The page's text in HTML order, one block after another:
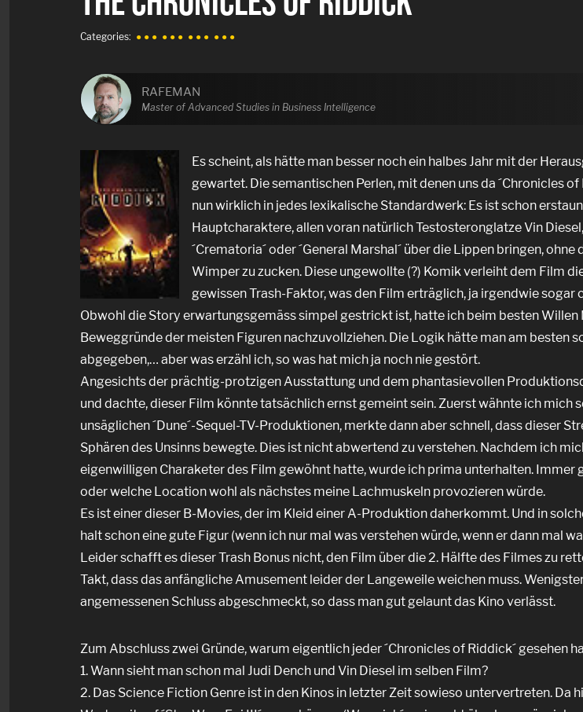
Categories: ● ● ● ● ● ● ● ● ● ● ● ●
RAFEMAN
Master of Advanced Studies in Business Intelligence
Es scheint, als hätte man besser noch ein halbes Jahr mit der
gewartet. Die semantischen Perlen, mit denen uns da ´Chronicles
nun wirklich in jedes lexikalische Standardwerk: Es ist schon
Hauptcharaktere, allen voran natürlich Testosteronglatze Vin
´Crematoria´ oder ´General Marshal´ über die Lippen bringen,
Wimper zu zucken. Diese ungewollte (?) Komik verleiht dem Film
gewissen Trash-Faktor, was den Film erträglich, ja irgendwie sogar
Obwohl die Story erwartungsgemäss simpel gestrickt ist, hatte ich beim besten Willen
Beweggründe der meisten Figuren nachzuvollziehen. Die Logik hätte man am besten
abgegeben,… aber was erzähl ich, so was hat mich ja noch nie gestört.
Angesichts der prächtig-protzigen Ausstattung und dem phantasievollen
und dachte, dieser Film könnte tatsächlich ernst gemeint sein. Zuerst wähnte ich mich
unsäglichen ´Dune´-Sequel-TV-Produktionen, merkte dann aber schnell, dass dieser
Sphären des Unsinns bewegte. Dies ist nicht abwertend zu verstehen. Nachdem ich
eigenwilligen Charaketer des Film gewöhnt hatte, wurde ich prima unterhalten. Immer
oder welche Location wohl als nächstes meine Lachmuskeln provozieren würde.
Es ist einer dieser B-Movies, der im Kleid einer A-Produktion daherkommt. Und in
halt schon eine gute Figur (wenn ich nur mal was verstehen würde, wenn er dann mal
Leider schafft es dieser Trash Bonus nicht, den Film über die 2. Hälfte des Filmes zu
Takt, dass das anfängliche Amusement leider der Langeweile weichen muss.
angemessenen Schluss abgeschmeckt, so dass man gut gelaunt das Kino verlässt.
Zum Abschluss zwei Gründe, warum eigentlich jeder ´Chronicles of Riddick´ gesehen
1. Wann sieht man schon mal Judi Dench und Vin Diesel im selben Film?
2. Das Science Fiction Genre ist in den Kinos in letzter Zeit sowieso untervertreten. Da